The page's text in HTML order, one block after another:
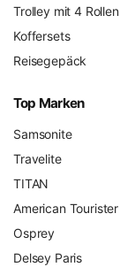
Trolley mit 4 Rollen
Koffersets
Reisegepäck
Top Marken
Samsonite
Travelite
TITAN
American Tourister
Osprey
Delsey Paris